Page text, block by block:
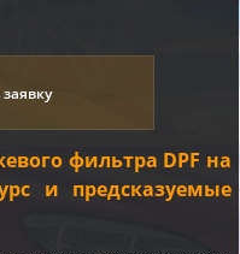
фильтра DPF на
и предсказуемые